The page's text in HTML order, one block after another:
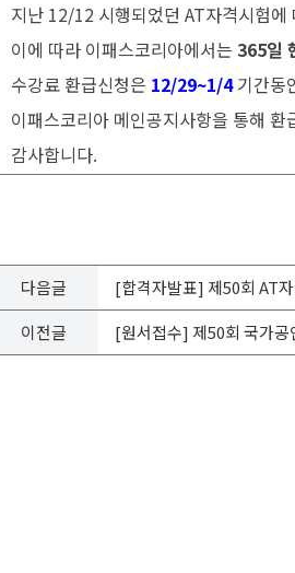
지난 12/12 시행되었던 AT자격시험
이에 따라 이패스코리아에서는 365일
수강료 환급신청은 12/29~1/4기간동
이패스코리아 메인공지사항을 통해
감사합니다.
다음글
[합격자발표] 제50회 AT
이전글
[원서접수] 제50회 국가공